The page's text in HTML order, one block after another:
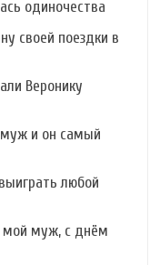
одиночества
своей поездки в
Веронику
муж и он самый
любой
мой муж, с днём